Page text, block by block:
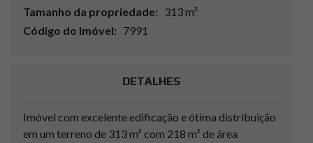
Tamanho da propriedade: 313 m²
Código do Imóvel: 7991
DETALHES
Imóvel com excelente edificação e ótima distribuição
em um terreno de 313 m² com 218 m² de área